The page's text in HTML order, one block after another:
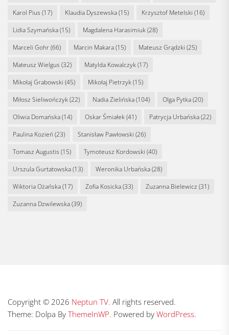
Karol Pius (17) Klaudia Dyszewska(15) Krzysztof Metelski (16)
Lidia Szymańska(15) Magdalena Harasimiuk(28)
Marceli Gohr(66) Marcin Makara(15) Mateusz Grądzki (25)
Mateusz Wielgus (32) Matylda Kowalczyk(17)
Mikołaj Grabowski (45) Mikołaj Pietrzyk(15)
Miłosz Sieliwończyk(22) Nadia Zielińska(104) Olga Pytka(20)
Oliwia Domańska(14) Oskar Śmiałek(41) Patrycja Urbańska(22)
Paulina Kozień (23) Stanisław Pawłowski (26)
Tomasz Augustis (15) Tymoteusz Kordowski (40)
Urszula Gurtatowska(13) Weronika Urbańska(28)
Wiktoria Ożańska(17) Zofia Kosicka(33) Zuzanna Bielewicz (31)
Zuzanna Dzwilewska(39)
Copyright © 2026 Neptun TV. All rights reserved.
Theme: Dolpa By ThemeInWP. Powered by WordPress.